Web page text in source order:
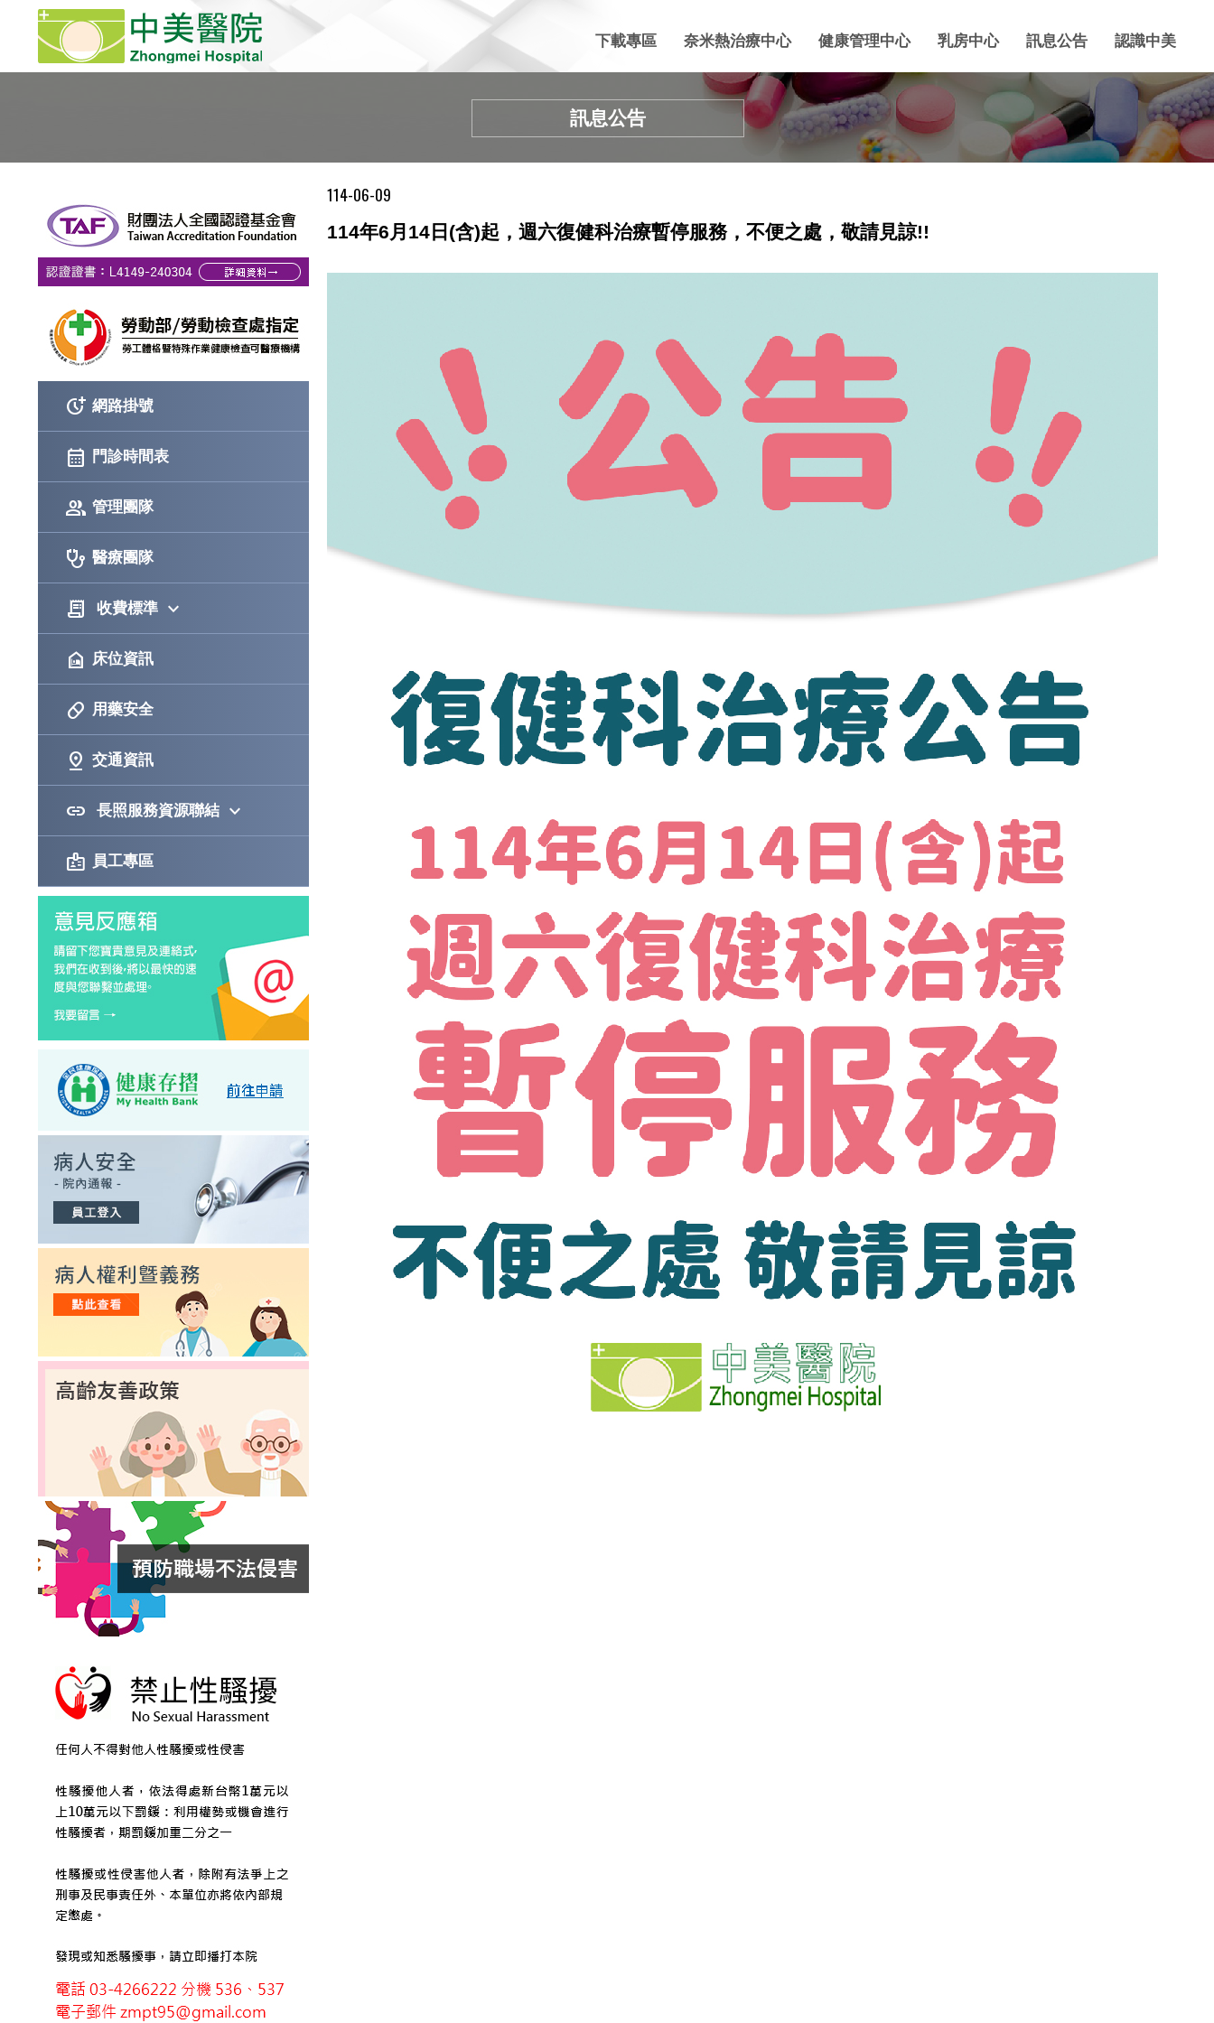
下載專區 奈米熱治療中心 健康管理中心 乳房中心 訊息公告 認識中美
訊息公告
more_time 網路掛號
calendar_month 門診時間表
group 管理團隊
stethoscope 醫療團隊
receipt_long 收費標準 keyboard_arrow_down
night_shelter 床位資訊
pill 用藥安全
pin_drop 交通資訊
link 長照服務資源聯結 keyboard_arrow_down
badge 員工專區
114-06-09
114年6月14日(含)起，週六復健科治療暫停服務，不便之處，敬請見諒!!